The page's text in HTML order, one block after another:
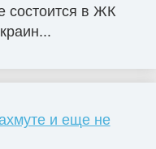
состоится в ЖК
и еще не